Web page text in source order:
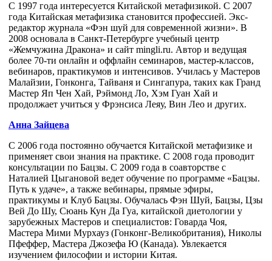
С 1997 года интересуется Китайской метафизикой. С 2007
года Китайская метафизика становится профессией. Экс-
редактор журнала «Фэн шуй для современной жизни». В
2008 основала в Санкт-Петербурге учебный центр
«Жемчужина Дракона» и сайт mingli.ru. Автор и ведущая
более 70-ти онлайн и оффлайн семинаров, мастер-классов,
вебинаров, практикумов и интенсивов. Училась у Мастеров
Малайзии, Гонконга, Тайваня и Сингапура, таких как Гранд
Мастер Яп Чен Хай, Рэймонд Ло, Хэм Гуан Хай и
продолжает учиться у Фрэнсиса Леяу, Вин Лео и других.
Анна Зайцева
С 2006 года постоянно обучается Китайской метафизике и
применяет свои знания на практике. С 2008 года проводит
консультации по Бацзы. С 2009 года в соавторстве с
Наталией Цыгановой ведет обучение по программе «Бацзы.
Путь к удаче», а также вебинары, прямые эфиры,
практикумы и Клуб Бацзы. Обучалась Фэн Шуй, Бацзы, Цзы
Вей До Шу, Сюань Кун Да Гуа, китайской диетологии у
зарубежных Мастеров и специалистов: Говарда Чоя,
Мастера Мими Мурхауз (Гонконг-Великобритания), Николы
Пфеффер, Мастера Джозефа Ю (Канада). Увлекается
изучением философии и истории Китая.